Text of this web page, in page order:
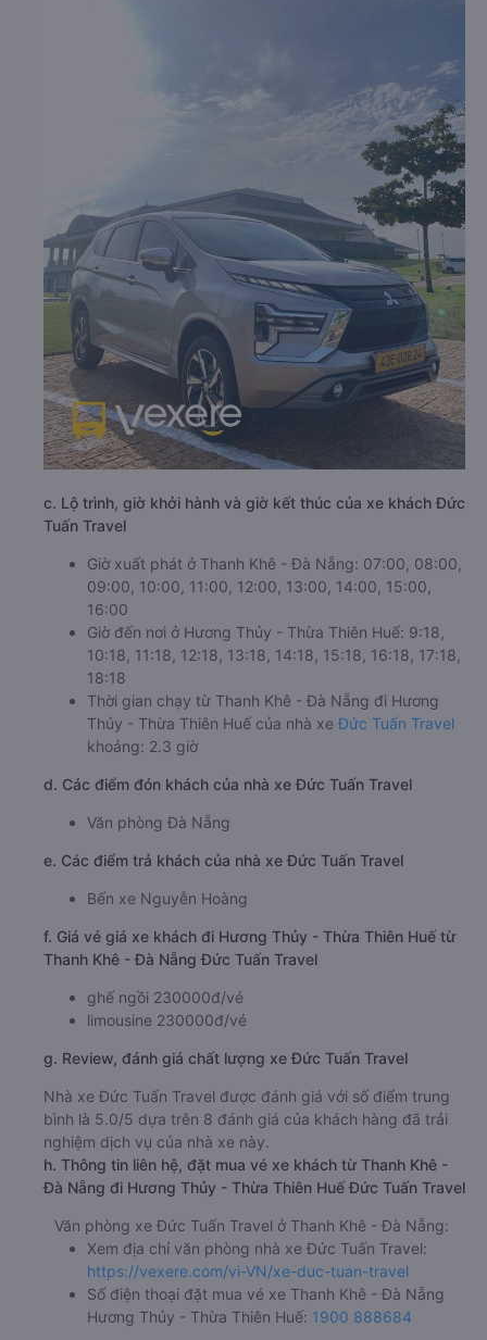
c. Lộ trình, giờ khởi hành và giờ kết thúc của xe khách Đức
Tuấn Travel
Giờ xuất phát ở Thanh Khê - Đà Nẵng: 07:00, 08:00,
09:00, 10:00, 11:00, 12:00, 13:00, 14:00, 15:00,
16:00
Giờ đến nơi ở Hương Thủy - Thừa Thiên Huế: 9:18,
10:18, 11:18, 12:18, 13:18, 14:18, 15:18, 16:18, 17:18,
18:18
Thời gian chạy từ Thanh Khê - Đà Nẵng đi Hương
Thủy - Thừa Thiên Huế của nhà xe Đức Tuấn Travel
khoảng: 2.3 giờ
d. Các điểm đón khách của nhà xe Đức Tuấn Travel
Văn phòng Đà Nẵng
e. Các điểm trả khách của nhà xe Đức Tuấn Travel
Bến xe Nguyễn Hoàng
f. Giá vé giá xe khách đi Hương Thủy - Thừa Thiên Huế từ
Thanh Khê - Đà Nẵng Đức Tuấn Travel
ghế ngồi 230000đ/vé
limousine 230000đ/vé
g. Review, đánh giá chất lượng xe Đức Tuấn Travel
Nhà xe Đức Tuấn Travel được đánh giá với số điểm trung
bình là 5.0/5 dựa trên 8 đánh giá của khách hàng đã trải
nghiệm dịch vụ của nhà xe này.
h. Thông tin liên hệ, đặt mua vé xe khách từ Thanh Khê -
Đà Nẵng đi Hương Thủy - Thừa Thiên Huế Đức Tuấn Travel
Văn phòng xe Đức Tuấn Travel ở Thanh Khê - Đà Nẵng:
Xem địa chỉ văn phòng nhà xe Đức Tuấn Travel:
https://vexere.com/vi-VN/xe-duc-tuan-travel
Số điện thoại đặt mua vé xe Thanh Khê - Đà Nẵng
Hương Thủy - Thừa Thiên Huế: 1900 888684